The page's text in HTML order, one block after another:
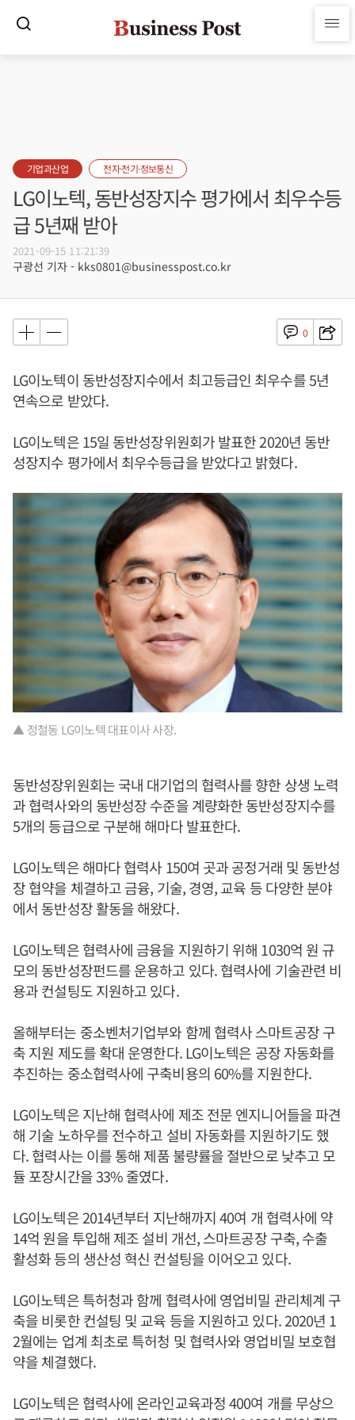
기업과산업 전자·전기·정보통신
LG이노텍, 동반성장지수 평가에서 최우수등
급 5년째 받아
2021-09-15 11:21:39
구광선 기자 - kks0801@businesspost.co.kr
0
LG이노텍이 동반성장지수에서 최고등급인 최우수를 5년
연속으로 받았다.
LG이노텍은 15일 동반성장위원회가 발표한 2020년 동반
성장지수 평가에서 최우수등급을 받았다고 밝혔다.
▲ 정철동 LG이노텍 대표이사 사장.
동반성장위원회는 국내 대기업의 협력사를 향한 상생 노력
과 협력사와의 동반성장 수준을 계량화한 동반성장지수를
5개의 등급으로 구분해 해마다 발표한다.
LG이노텍은 해마다 협력사 150여 곳과 공정거래 및 동반성
장 협약을 체결하고 금융, 기술, 경영, 교육 등 다양한 분야
에서 동반성장 활동을 해왔다.
LG이노텍은 협력사에 금융을 지원하기 위해 1030억 원 규
모의 동반성장펀드를 운용하고 있다. 협력사에 기술관련 비
용과 컨설팅도 지원하고 있다.
올해부터는 중소벤처기업부와 함께 협력사 스마트공장 구
축 지원 제도를 확대 운영한다. LG이노텍은 공장 자동화를
추진하는 중소협력사에 구축비용의 60%를 지원한다.
LG이노텍은 지난해 협력사에 제조 전문 엔지니어들을 파견
해 기술 노하우를 전수하고 설비 자동화를 지원하기도 했
다. 협력사는 이를 통해 제품 불량률을 절반으로 낮추고 모
듈 포장시간을 33% 줄였다.
LG이노텍은 2014년부터 지난해까지 40여 개 협력사에 약
14억 원을 투입해 제조 설비 개선, 스마트공장 구축, 수출
활성화 등의 생산성 혁신 컨설팅을 이어오고 있다.
LG이노텍은 특허청과 함께 협력사에 영업비밀 관리체계 구
축을 비롯한 컨설팅 및 교육 등을 지원하고 있다. 2020년 1
2월에는 업계 최초로 특허청 및 협력사와 영업비밀 보호협
약을 체결했다.
LG이노텍은 협력사에 온라인교육과정 400여 개를 무상으